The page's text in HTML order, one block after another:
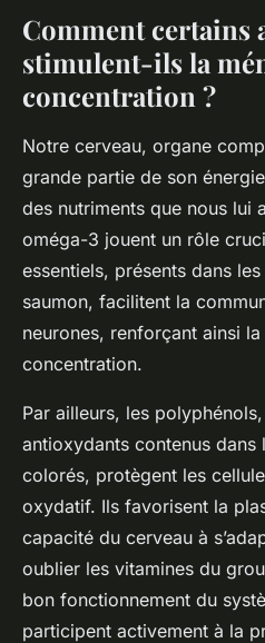
Comment certains
stimulent-ils la
concentration ?
Notre cerveau, organe
grande partie de son
des nutriments que nous lui
oméga-3 jouent un rôle
essentiels, présents dans
saumon, facilitent la
neurones, renforçant ainsi
concentration.
Par ailleurs, les
antioxydants contenus dans
colorés, protègent les
oxydatif. Ils favorisent la
capacité du cerveau à
oublier les vitamines du
bon fonctionnement du
participent activement à la